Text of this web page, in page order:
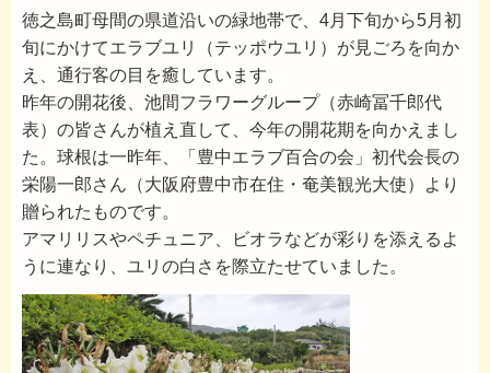
徳之島町母間の県道沿いの緑地帯で、4月下旬から5月初
旬にかけてエラブユリ（テッポウユリ）が見ごろを向か
え、通行客の目を癒しています。
昨年の開花後、池間フラワーグループ（赤崎冨千郎代
表）の皆さんが植え直して、今年の開花期を向かえまし
た。球根は一昨年、「豊中エラブ百合の会」初代会長の
栄陽一郎さん（大阪府豊中市在住・奄美観光大使）より
贈られたものです。
アマリリスやペチュニア、ビオラなどが彩りを添えるよ
うに連なり、ユリの白さを際立たせていました。